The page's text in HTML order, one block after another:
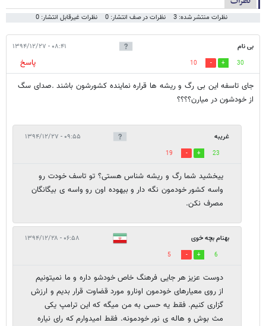
نظرات منتشر شده: 3 نظرات در صف انتشار: 0 نظرات غیرقابل انتشار: 0
بی نام ۰۸:۴۱ - ۱۳۹۴/۱۲/۲۷
30
10
پاسخ
جای تاسفه این بی رگ و ریشه ها قراره نماینده کشورشون باشند .صدای سگ
از خودشون در میارن؟؟؟؟
غریبه ۰۹:۵۵ - ۱۳۹۴/۱۲/۲۷
23
19
ییخشید شما رگ و ریشه شناس هستی؟ تو تاسف خودت رو
واسه کشور خودمون نگه دار و بیهوده اون رو واسه ی بیگانگان
مصرف نکن.
بهنام بچه خوی ۰۶:۵۸ - ۱۳۹۴/۱۲/۲۸
6
5
دوست عزیز هر جایی فرهنگ خاص خودشو داره و ما نمیتونیم
از روی معیارهای خودمون اونارو مورد قضاوت قرار بدیم و ارزش
گزاری کنیم. فقط یه حسی به من میگه که این ترامپ یکی
مث بوش و هاله ی نور خودمونه. فقط امیدوارم که رای نیاره